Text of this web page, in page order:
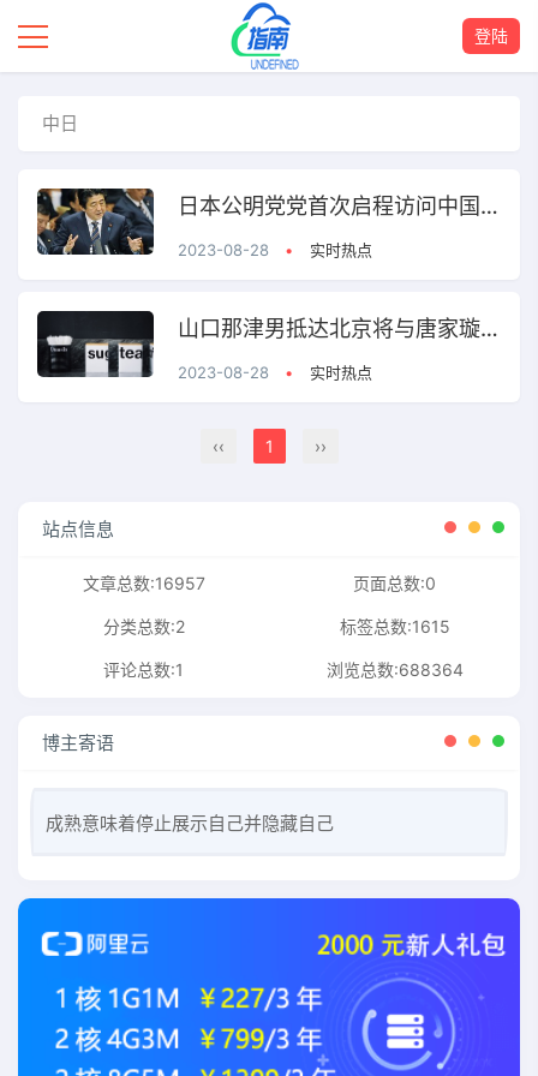
登陆
中日
日本公明党党首次启程访问中国改善日中关系
2023-08-28 • 实时热点
山口那津男抵达北京将与唐家璇会长会面
2023-08-28 • 实时热点
‹‹ 1 ››
站点信息
文章总数:16957 页面总数:0
分类总数:2 标签总数:1615
评论总数:1 浏览总数:688364
博主寄语
成熟意味着停止展示自己并隐藏自己